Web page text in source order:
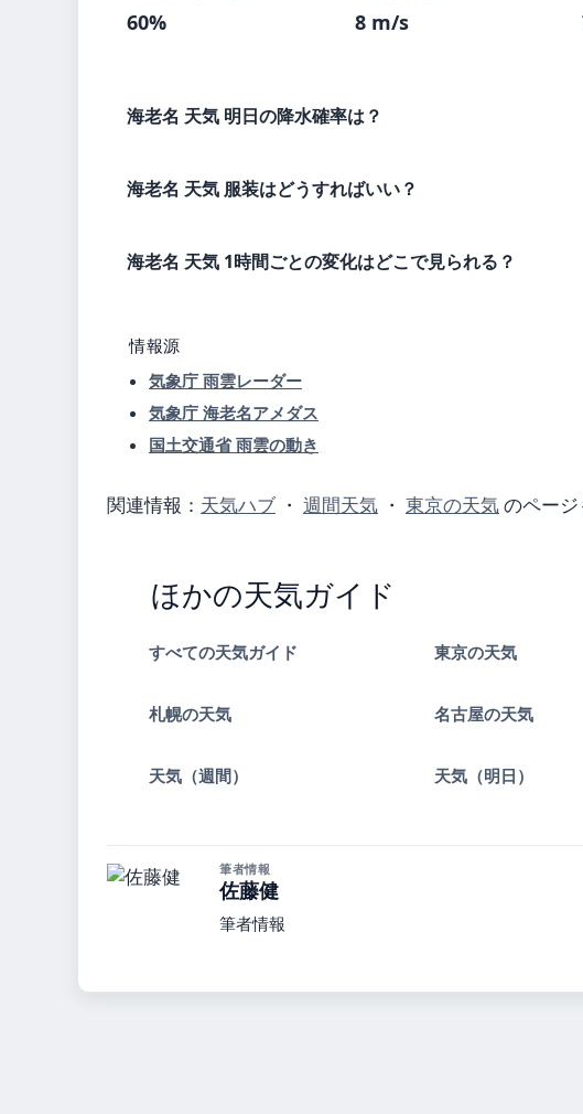
60% 8 m/s
海老名 天気 明日の降水確率は？
海老名 天気 服装はどうすればいい？
海老名 天気 1時間ごとの変化はどこで見られる？
情報源
気象庁 雨雲レーダー
気象庁 海老名アメダス
国土交通省 雨雲の動き
関連情報： 天気ハブ ・ 週間天気 ・ 東京の天気のページ
ほかの天気ガイド
すべての天気ガイド 東京の天気
札幌の天気 名古屋の天気
天気（週間） 天気（明日）
筆者情報
佐藤健
筆者情報